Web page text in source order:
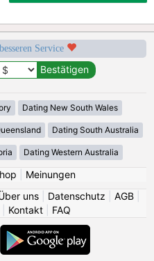
Service
Dating New South Wales
Dating South Australia
Dating Western Australia
Meinungen
uns Datenschutz AGB
Kontakt FAQ